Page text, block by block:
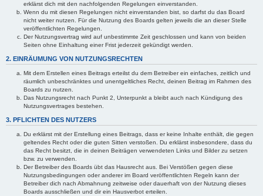
erklärst dich mit den nachfolgenden Regelungen einverstanden.
Wenn du mit diesen Regelungen nicht einverstanden bist, so darfst du das Board
nicht weiter nutzen. Für die Nutzung des Boards gelten jeweils die an dieser Stelle
veröffentlichten Regelungen.
Der Nutzungsvertrag wird auf unbestimmte Zeit geschlossen und kann von beiden
Seiten ohne Einhaltung einer Frist jederzeit gekündigt werden.
2. EINRÄUMUNG VON NUTZUNGSRECHTEN
Mit dem Erstellen eines Beitrags erteilst du dem Betreiber ein einfaches, zeitlich und
räumlich unbeschränktes und unentgeltliches Recht, deinen Beitrag im Rahmen des
Boards zu nutzen.
Das Nutzungsrecht nach Punkt 2, Unterpunkt a bleibt auch nach Kündigung des
Nutzungsvertrages bestehen.
3. PFLICHTEN DES NUTZERS
Du erklärst mit der Erstellung eines Beitrags, dass er keine Inhalte enthält, die gegen
geltendes Recht oder die guten Sitten verstoßen. Du erklärst insbesondere, dass du
das Recht besitzt, die in deinen Beiträgen verwendeten Links und Bilder zu setzen
bzw. zu verwenden.
Der Betreiber des Boards übt das Hausrecht aus. Bei Verstößen gegen diese
Nutzungsbedingungen oder anderer im Board veröffentlichten Regeln kann der
Betreiber dich nach Abmahnung zeitweise oder dauerhaft von der Nutzung dieses
Boards ausschließen und dir ein Hausverbot erteilen.